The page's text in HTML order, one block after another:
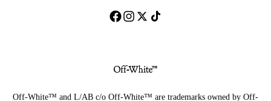
Off-White™ and L/AB c/o Off-White™ are trademarks owned by Off-